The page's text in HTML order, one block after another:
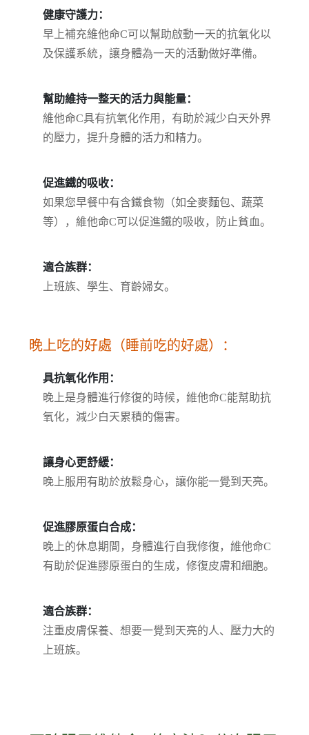
健康守護力：
早上補充維他命C可以幫助啟動一天的抗氧化以
及保護系統，讓身體為一天的活動做好準備。
幫助維持一整天的活力與能量：
維他命C具有抗氧化作用，有助於減少白天外界
的壓力，提升身體的活力和精力。
促進鐵的吸收：
如果您早餐中有含鐵食物（如全麥麵包、蔬菜
等），維他命C可以促進鐵的吸收，防止貧血。
適合族群：
上班族、學生、育齡婦女。
晚上吃的好處（睡前吃的好處）：
具抗氧化作用：
晚上是身體進行修復的時候，維他命C能幫助抗
氧化，減少白天累積的傷害。
讓身心更舒緩：
晚上服用有助於放鬆身心，讓你能一覺到天亮。
促進膠原蛋白合成：
晚上的休息期間，身體進行自我修復，維他命C
有助於促進膠原蛋白的生成，修復皮膚和細胞。
適合族群：
注重皮膚保養、想要一覺到天亮的人、壓力大的
上班族。